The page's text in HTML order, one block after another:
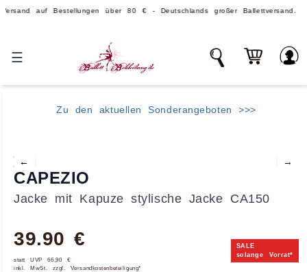
auf Bestellungen über 80 € - Deutschlands großer Ballettversand.
☰
Zu den aktuellen Sonderangeboten >>>
← →
SALE
solange Vorrat*
CAPEZIO
Jacke mit Kapuze stylische Jacke CA150
39.90 €
statt UVP 66,90 €
inkl. MwSt. zzgl. Versandkostenbeteiligung*